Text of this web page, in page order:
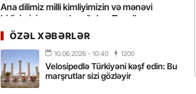
Ana dilimiz milli kimliyimizin və mənəvi
birliyimizin əsas dayağıdır – Tənzilə
Rüstəmxanlı
31.07.2026 - 16:58
Tarixin axarını yalnız böyük liderlər dəyişir
ÖZƏL XƏBƏRLƏR
10.06.2026 - 10:40 1200
Velosipedlə Türkiyəni kəşf edin: Bu
marşrutlar sizi gözləyir